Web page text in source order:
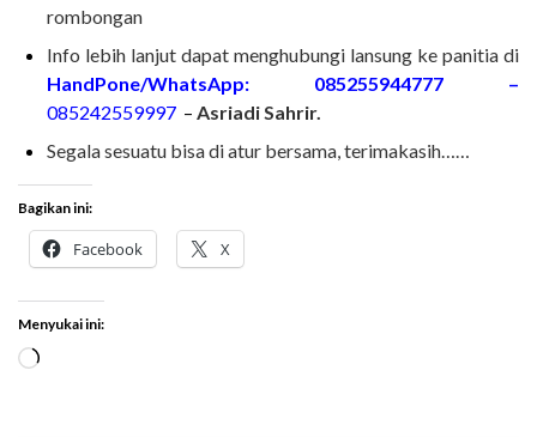
rombongan
Info lebih lanjut dapat menghubungi lansung ke panitia di
HandPone/WhatsApp: 085255944777 –
085242559997 – Asriadi Sahrir.
Segala sesuatu bisa di atur bersama, terimakasih……
Bagikan ini:
Facebook X
Menyukai ini: